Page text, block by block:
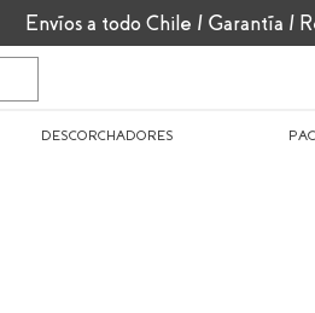
Envíos a todo Chile / Garantía /
DESCORCHADORES